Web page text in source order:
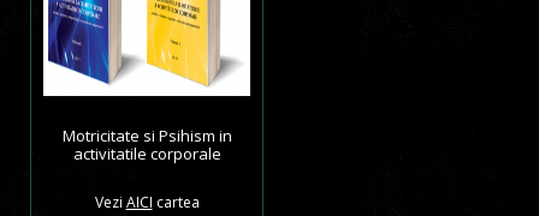
Motricitate si Psihism in
activitatile corporale
Vezi AICI cartea